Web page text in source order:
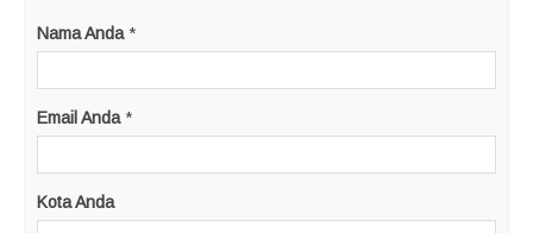
Nama Anda *
Email Anda *
Kota Anda